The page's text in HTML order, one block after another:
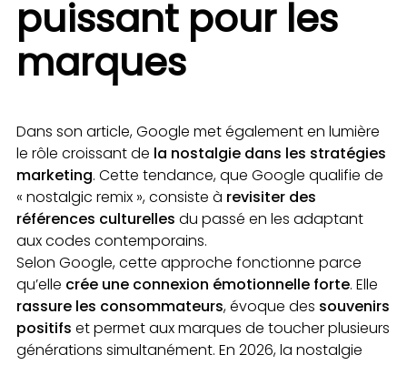
puissant pour les
marques
Dans son article, Google met également en lumière
le rôle croissant de la nostalgie dans les stratégies
marketing. Cette tendance, que Google qualifie de
« nostalgic remix », consiste à revisiter des
références culturelles du passé en les adaptant
aux codes contemporains.
Selon Google, cette approche fonctionne parce
qu’elle crée une connexion émotionnelle forte. Elle
rassure les consommateurs, évoque des souvenirs
positifs et permet aux marques de toucher plusieurs
générations simultanément. En 2026, la nostalgie